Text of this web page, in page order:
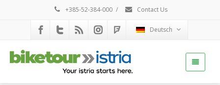
+385-52-384-000 / Contact Us
Deutsch